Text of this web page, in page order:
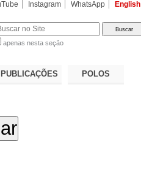
Instagram WhatsApp English
apenas nesta seção
PUBLICAÇÕES POLOS